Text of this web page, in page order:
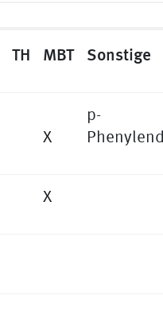
TH MBT Sonstige
X
p-
X